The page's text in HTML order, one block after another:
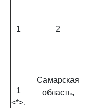
1 2
1
<*>.
Самарская
область,